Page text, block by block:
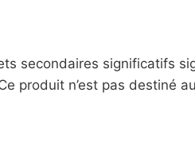
secondaires significatifs
produit n’est pas destiné